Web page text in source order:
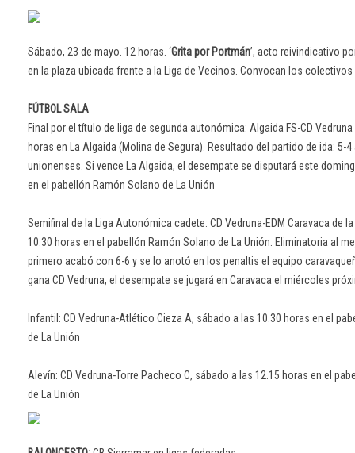
Sábado, 23 de mayo. 12 horas. ‘Grita por Portmán’, acto reivindicativo
en la plaza ubicada frente a la Liga de Vecinos. Convocan los
FÚTBOL SALA
Final por el título de liga de segunda autonómica: Algaida FS-CD
horas en La Algaida (Molina de Segura). Resultado del partido de ida: 5-
unionenses. Si vence La Algaida, el desempate se disputará este
en el pabellón Ramón Solano de La Unión
Semifinal de la Liga Autonómica cadete: CD Vedruna-EDM Caravaca de
10.30 horas en el pabellón Ramón Solano de La Unión. Eliminatoria al
primero acabó con 6-6 y se lo anotó en los penaltis el equipo
gana CD Vedruna, el desempate se jugará en Caravaca el miércoles
Infantil: CD Vedruna-Atlético Cieza A, sábado a las 10.30 horas en el
de La Unión
Alevín: CD Vedruna-Torre Pacheco C, sábado a las 12.15 horas en el
de La Unión